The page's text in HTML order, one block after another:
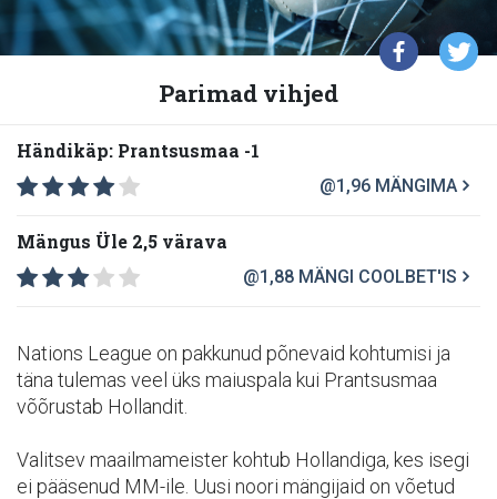
Parimad vihjed
Händikäp: Prantsusmaa -1
@1,96 MÄNGIMA
Mängus Üle 2,5 värava
@1,88 MÄNGI COOLBET'IS
Nations League on pakkunud põnevaid kohtumisi ja
täna tulemas veel üks maiuspala kui Prantsusmaa
võõrustab Hollandit.
Valitsev maailmameister kohtub Hollandiga, kes isegi
ei pääsenud MM-ile. Uusi noori mängijaid on võetud